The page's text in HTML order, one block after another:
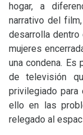
hogar, a
narrativo del
desarrolla
mujeres
una condena.
de televisión
privilegiado
ello en las
relegado al